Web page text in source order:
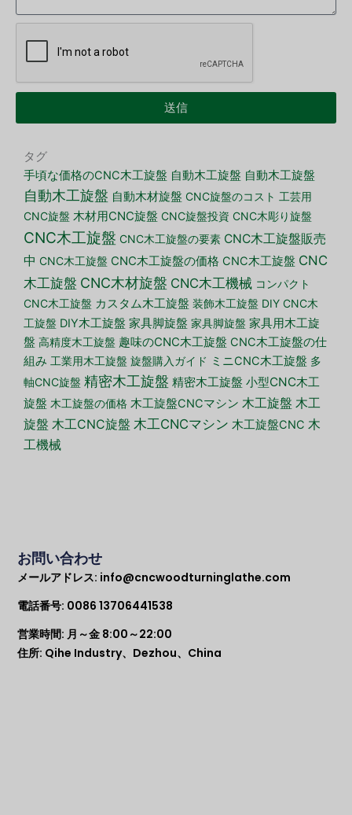
送信
タグ
手頃な価格のCNC木工旋盤 自動木工旋盤 自動木工旋盤
自動木工旋盤 自動木材旋盤 CNC旋盤のコスト 工芸用
CNC旋盤 木材用CNC旋盤 CNC旋盤投資 CNC木彫り旋盤
CNC木工旋盤 CNC木工旋盤の要素 CNC木工旋盤販売
中 CNC木工旋盤 CNC木工旋盤の価格 CNC木工旋盤 CNC
木工旋盤 CNC木材旋盤 CNC木工機械 コンパクト
CNC木工旋盤 カスタム木工旋盤 装飾木工旋盤 DIY CNC木
工旋盤 DIY木工旋盤 家具脚旋盤 家具脚旋盤 家具用木工旋
盤 高精度木工旋盤 趣味のCNC木工旋盤 CNC木工旋盤の仕
組み 工業用木工旋盤 旋盤購入ガイド ミニCNC木工旋盤 多
軸CNC旋盤 精密木工旋盤 精密木工旋盤 小型CNC木工
旋盤 木工旋盤の価格 木工旋盤CNCマシン 木工旋盤 木工
旋盤 木工CNC旋盤 木工CNCマシン 木工旋盤CNC 木
工機械
お問い合わせ
メールアドレス: info@cncwoodturninglathe.com
電話番号: 0086 13706441538
営業時間: 月～金 8:00～22:00
住所: Qihe Industry、Dezhou、China